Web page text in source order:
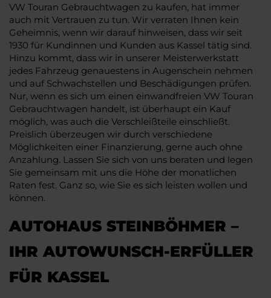
VW Touran Gebrauchtwagen zu kaufen, hat immer
auch mit Vertrauen zu tun. Wir verraten Ihnen kein
Geheimnis, wenn wir darauf hinweisen, dass wir seit
1930 für Kundinnen und Kunden aus Kassel tätig sind.
Hinzu kommt, dass wir in unserer Meisterwerkstatt
jedes Fahrzeug genauestens in Augenschein nehmen
und auf Schwachstellen und Beschädigungen prüfen.
Nur, wenn es sich um einen einwandfreien VW Touran
Gebrauchtwagen handelt, ist überhaupt ein Kauf
möglich, was auch die Verschleißteile einschließt.
Preislich überzeugen wir durch verschiedene
Möglichkeiten einer Finanzierung, gerne auch ohne
Anzahlung. Lassen Sie sich von uns beraten und legen
Sie gemeinsam mit uns die Höhe der monatlichen
Raten fest. Ganz so, wie Sie es sich leisten wollen und
können.
AUTOHAUS STEINBÖHMER –
IHR AUTOWUNSCH-ERFÜLLER
FÜR KASSEL